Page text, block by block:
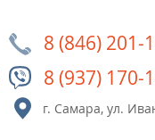
8 (846) 201-
8 (937) 170-
г. Самара, ул.